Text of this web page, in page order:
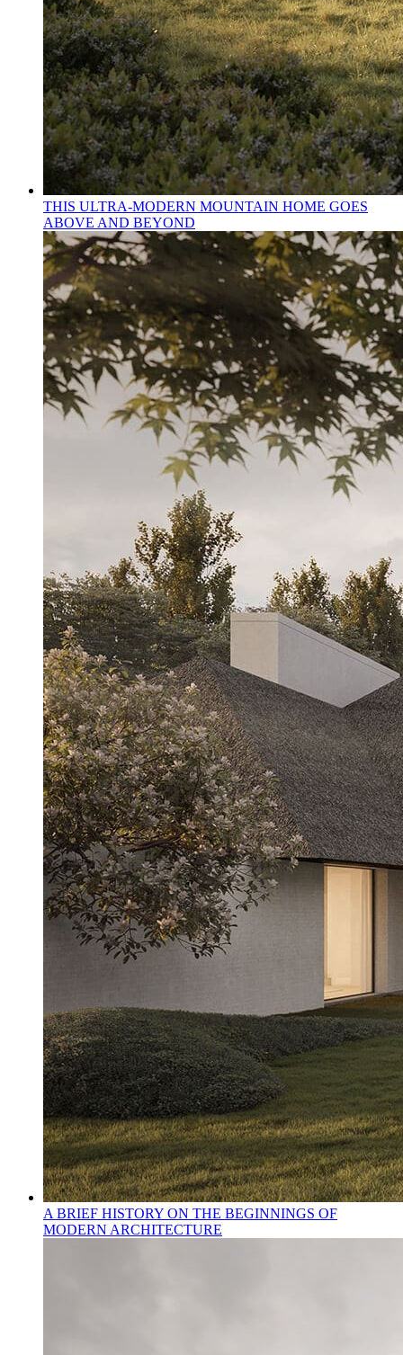
THIS ULTRA-MODERN MOUNTAIN HOME GOES
ABOVE AND BEYOND
A BRIEF HISTORY ON THE BEGINNINGS OF
MODERN ARCHITECTURE